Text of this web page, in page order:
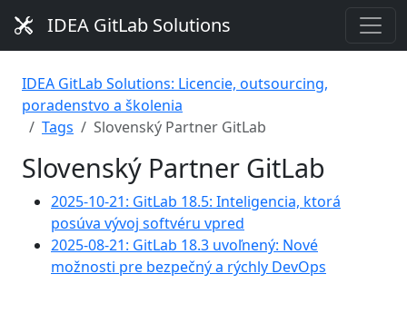
IDEA GitLab Solutions
IDEA GitLab Solutions: Licencie, outsourcing,
poradenstvo a školenia
Tags
Slovenský Partner GitLab
Slovenský Partner GitLab
2025-10-21: GitLab 18.5: Inteligencia, ktorá
posúva vývoj softvéru vpred
2025-08-21: GitLab 18.3 uvoľnený: Nové
možnosti pre bezpečný a rýchly DevOps